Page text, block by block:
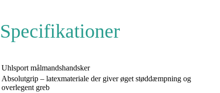
Specifikationer
Uhlsport målmandshandsker
Absolutgrip – latexmateriale der giver øget støddæmpning og
overlegent greb